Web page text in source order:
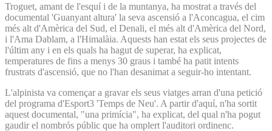
Troguet, amant de l'esquí i de la muntanya, ha mostrat a través del
documental 'Guanyant altura' la seva ascensió a l'Aconcagua, el cim
més alt d'Amèrica del Sud, el Denali, el més alt d'Amèrica del Nord,
i l'Ama Dablam, a l'Himalàia. Aquests han estat els seus projectes de
l'últim any i en els quals ha hagut de superar, ha explicat,
temperatures de fins a menys 30 graus i també ha patit intents
frustrats d'ascensió, que no l'han desanimat a seguir-ho intentant.
L'alpinista va començar a gravar els seus viatges arran d'una petició
del programa d'Esport3 'Temps de Neu'. A partir d'aquí, n'ha sortit
aquest documental, "una primícia", ha explicat, del qual n'ha pogut
gaudir el nombrós públic que ha omplert l'auditori ordinenc.